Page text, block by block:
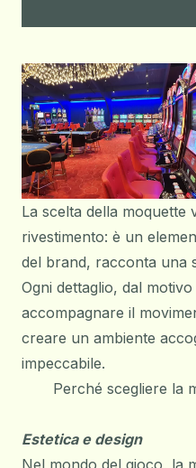
La scelta della moquette
rivestimento: è un
del brand, racconta una
Ogni dettaglio, dal
accompagnare il
creare un ambiente
impeccabile.
Perché scegliere la
Estetica e design
Nel mondo del gioco, la